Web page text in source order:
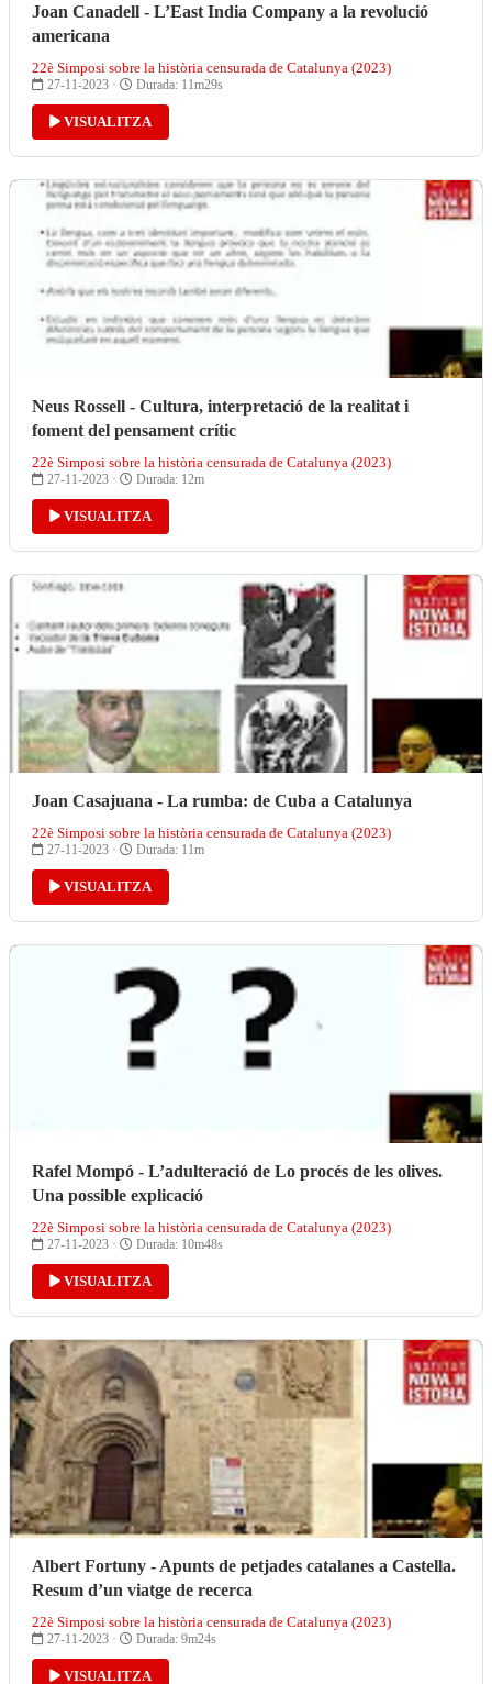
Joan Canadell - L’East India Company a la revolució
americana
22è Simposi sobre la història censurada de Catalunya (2023)
27-11-2023 · Durada: 11m29s
VISUALITZA
Neus Rossell - Cultura, interpretació de la realitat i
foment del pensament crític
22è Simposi sobre la història censurada de Catalunya (2023)
27-11-2023 · Durada: 12m
VISUALITZA
Joan Casajuana - La rumba: de Cuba a Catalunya
22è Simposi sobre la història censurada de Catalunya (2023)
27-11-2023 · Durada: 11m
VISUALITZA
Rafel Mompó - L’adulteració de Lo procés de les olives.
Una possible explicació
22è Simposi sobre la història censurada de Catalunya (2023)
27-11-2023 · Durada: 10m48s
VISUALITZA
Albert Fortuny - Apunts de petjades catalanes a Castella.
Resum d’un viatge de recerca
22è Simposi sobre la història censurada de Catalunya (2023)
27-11-2023 · Durada: 9m24s
VISUALITZA